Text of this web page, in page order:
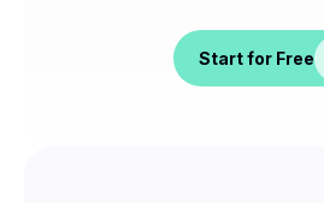
Start for Free